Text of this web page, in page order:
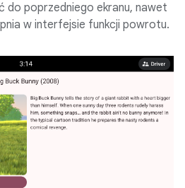
do poprzedniego ekranu, nawet
w interfejsie funkcji powrotu.